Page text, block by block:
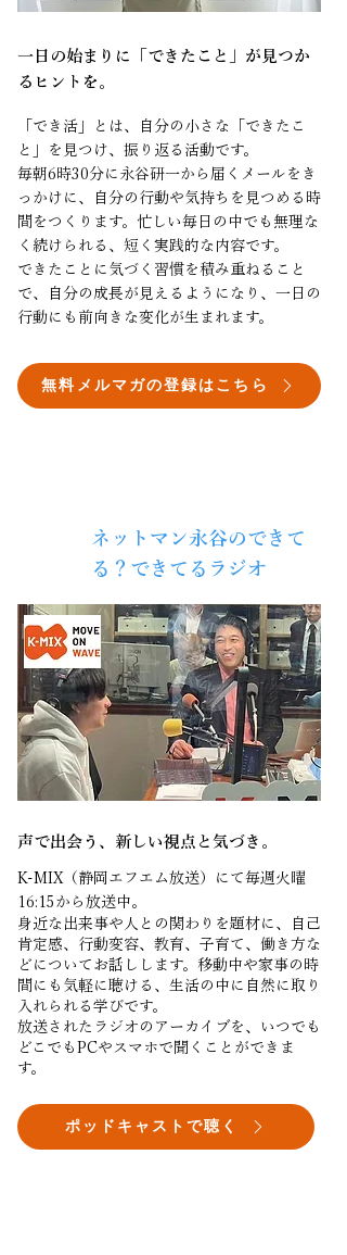
一日の始まりに「できたこと」が見つか
るヒントを。
「でき活」とは、自分の小さな「できたこ
と」を見つけ、振り返る活動です。
毎朝6時30分に永谷研一から届くメールをき
っかけに、自分の行動や気持ちを見つめる時
間をつくります。忙しい毎日の中でも無理な
く続けられる、短く実践的な内容です。
できたことに気づく習慣を積み重ねること
で、自分の成長が見えるようになり、一日の
行動にも前向きな変化が生まれます。
無料メルマガの登録はこちら
ネットマン永谷のできて
る？できてるラジオ
声で出会う、新しい視点と気づき。
K-MIX（静岡エフエム放送）にて毎週火曜
16:15から放送中。
身近な出来事や人との関わりを題材に、自己
肯定感、行動変容、教育、子育て、働き方な
どについてお話しします。 移動中や家事の時
間にも気軽に聴ける、生活の中に自然に取り
入れられる学びです。
放送されたラジオのアーカイブを、いつでも
どこでもPCやスマホで聞くことができま
す。
ポッドキャストで聴く